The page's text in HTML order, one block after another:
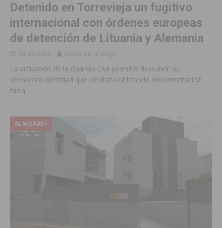
Detenido en Torrevieja un fugitivo
internacional con órdenes europeas
de detención de Lituania y Alemania
28/07/2026 Diario de la Vega
La actuación de la Guardia Civil permitió descubrir su
verdadera identidad que ocultaba utilizando documentación
falsa
ALMORADÍ